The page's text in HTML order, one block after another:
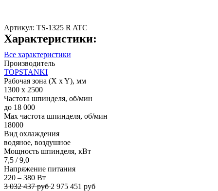
Артикул: TS-1325 R ATC
Характеристики:
Все характеристики
Производитель
TOPSTANKI
Рабочая зона (X x Y), мм
1300 x 2500
Частота шпинделя, об/мин
до 18 000
Max частота шпинделя, об/мин
18000
Вид охлаждения
водяное, воздушное
Мощность шпинделя, кВт
7,5 / 9,0
Напряжение питания
220 – 380 Вт
3 032 437 руб2 975 451 руб